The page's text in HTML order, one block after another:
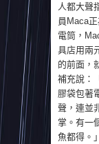
人都大聲
員Maca
電筒，
具店用兩
的前面，
補充說：
膠袋包著
聲，連並
掌。有一
魚都得。